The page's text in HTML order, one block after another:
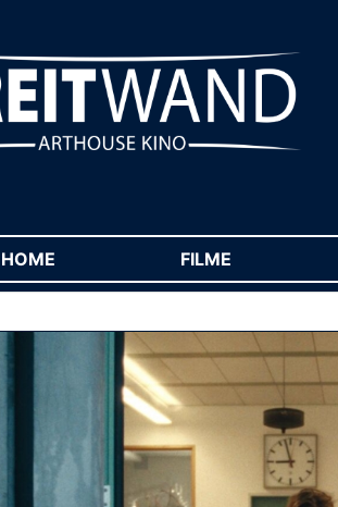
HOME FILME